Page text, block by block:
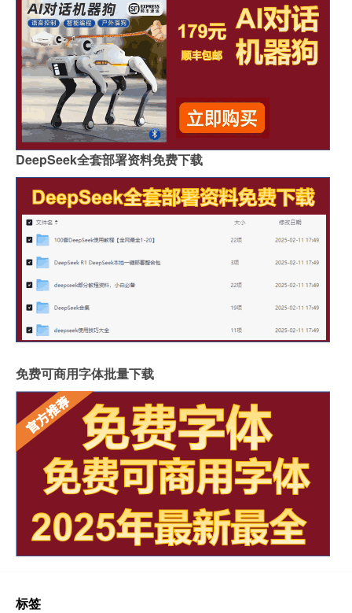
DeepSeek全套部署资料免费下载
免费可商用字体批量下载
标签